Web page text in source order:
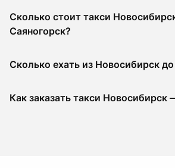
Сколько стоит такси
Саяногорск?
Сколько ехать из Новосибирск
Как заказать такси Новосибирск